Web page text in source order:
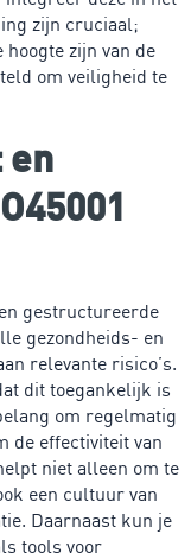
zijn cruciaal;
zijn van de
om veiligheid te
en
gestructureerde
gezondheids- en
relevante risico’s.
dit toegankelijk is
om regelmatig
de effectiviteit van
niet alleen om te
een cultuur van
Daarnaast kun je
tools voor